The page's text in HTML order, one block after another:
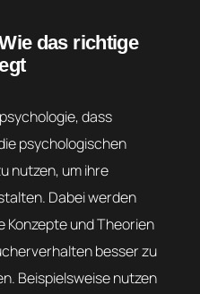
das richtige
dass
psychologischen
nutzen, um ihre
Dabei werden
und Theorien
besser zu
Beispielsweise nutzen